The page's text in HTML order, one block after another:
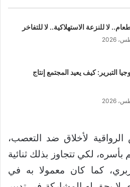
لا للنزعة الاستهلاكية.. لا للتفاخر
التبرير: كيف يعيد المجتمع إنتاج
لأخلاق ضد التعصب،
لكي تتجاوز بذلك ثنائية
كما كان معمولا به في